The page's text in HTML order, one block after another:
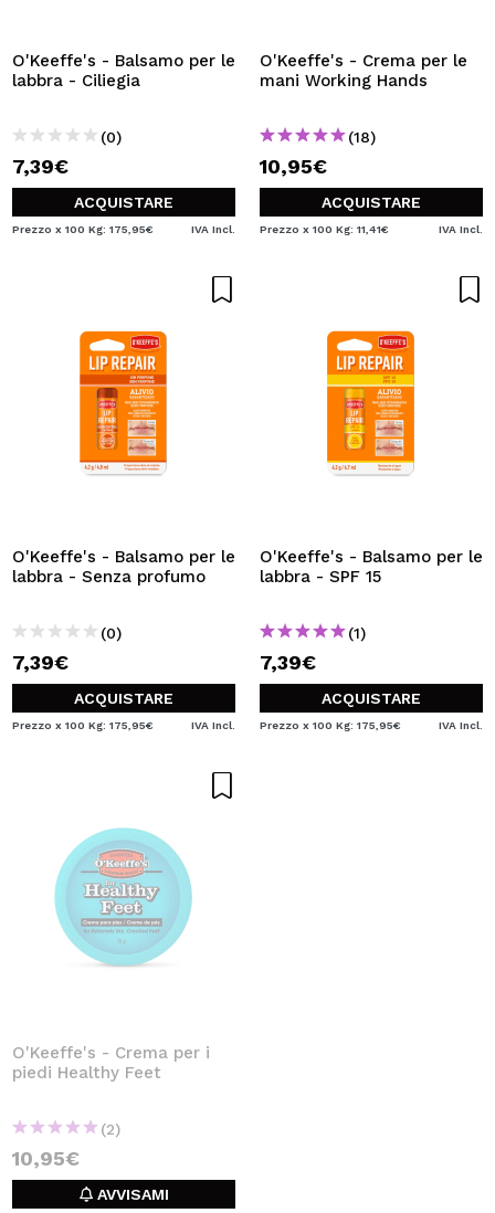
Creando un account su Maquibeauty.it potrai fare i tuoi
acquisti velocemente, controllare lo stato dei tuoi ordini e
consultare le tue operazioni precedenti.
CREARE UN ACCOUNT
O'Keeffe's - Balsamo per le
labbra - Ciliegia
(0)
7,39€
ACQUISTARE
Prezzo x 100 Kg: 175,95€ IVA Incl.
O'Keeffe's - Crema per le
mani Working Hands
(18)
10,95€
ACQUISTARE
Prezzo x 100 Kg: 11,41€ IVA Incl.
O'Keeffe's - Balsamo per le
labbra - Senza profumo
(0)
7,39€
ACQUISTARE
Prezzo x 100 Kg: 175,95€ IVA Incl.
O'Keeffe's - Balsamo per le
labbra - SPF 15
(1)
7,39€
ACQUISTARE
Prezzo x 100 Kg: 175,95€ IVA Incl.
O'Keeffe's - Crema per i
piedi Healthy Feet
(2)
10,95€
AVVISAMI